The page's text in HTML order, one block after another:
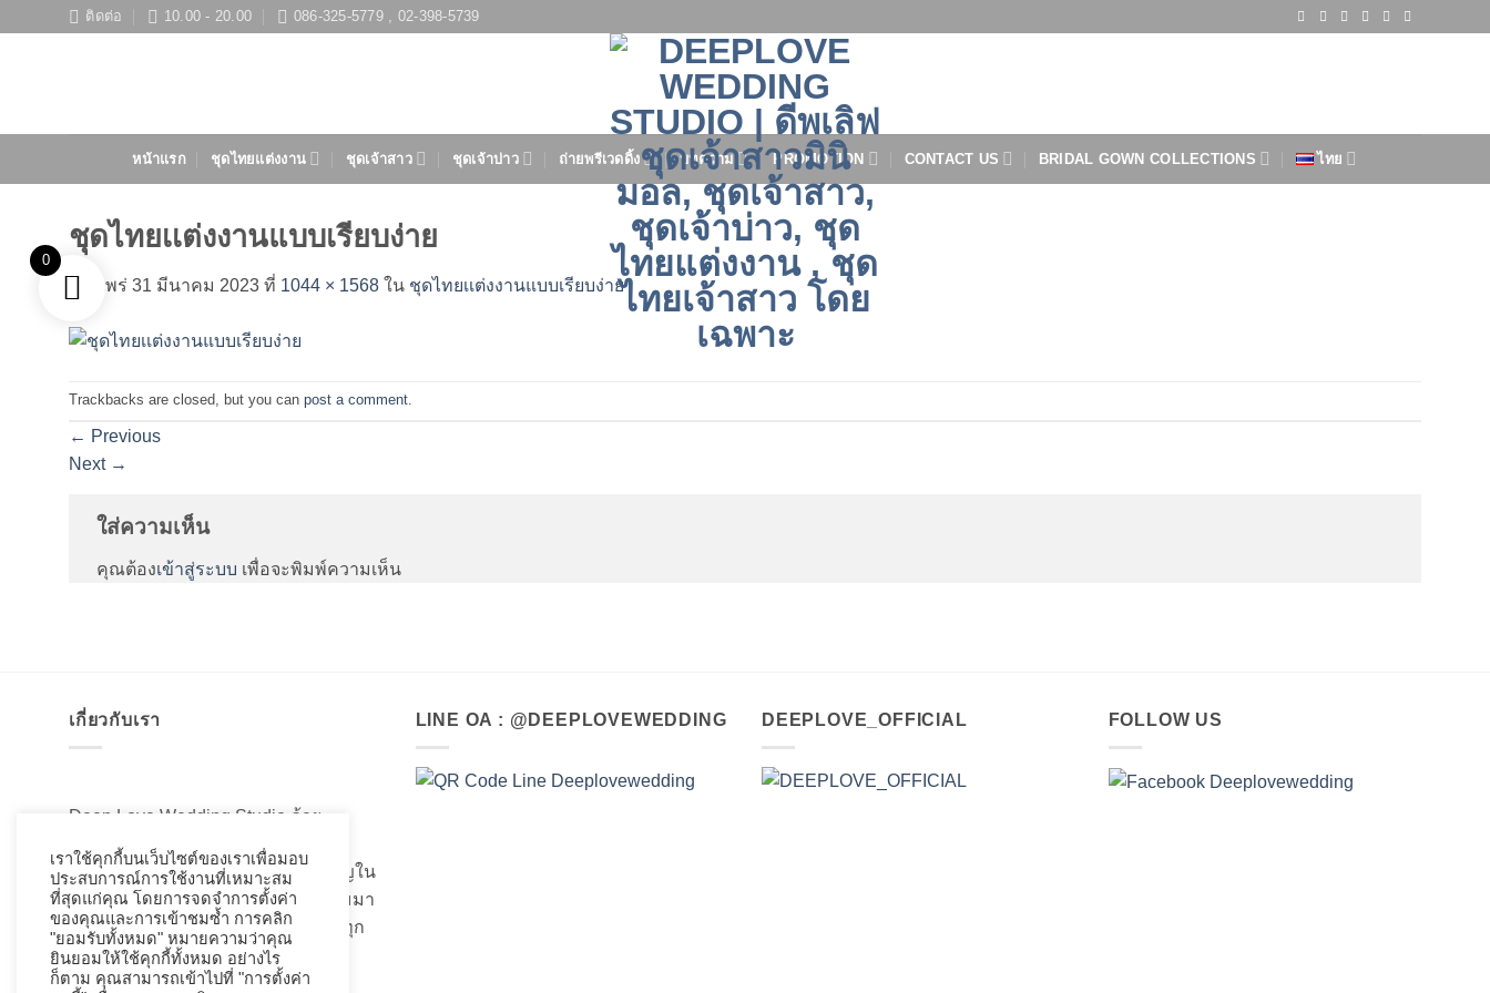
ติดต่อ 10.00 - 20.00 086-325-5779 , 02-398-5739
หน้าแรก ชุดไทยแต่งงาน ชุดเจ้าสาว ชุดเจ้าบ่าว ถ่ายพรีเวดดิ้ง บทความ PROMOTION CONTACT US BRIDAL GOWN COLLECTIONS ไทย
ชุดไทยเเต่งงานแบบเรียบง่าย
เผยแพร่ 31 มีนาคม 2023 ที่ 1044 × 1568 ใน ชุดไทยเเต่งงานแบบเรียบง่าย
Trackbacks are closed, but you can post a comment.
← Previous
Next →
ใส่ความเห็น
คุณต้องเข้าสู่ระบบ เพื่อจะพิมพ์ความเห็น
เกี่ยวกับเรา
Deep Love Wedding Studio ด้วย
ประสบการณ์มากกว่า 20 ปี ในการ
สร้างสรรค์ออกแบบและความชำนาญใน
เรื่องของชุดแต่งงานเจ้าสาวอันงดงามมา
เป็นอย่างดี ที่เราได้เนรมิตชุดเจ้าสาวทุก
ท่านให้สวยงามมานับไม่ถ้วน
LINE OA : @DEEPLOVEWEDDING DEEPLOVE_OFFICIAL FOLLOW US
เราใช้คุกกี้บนเว็บไซต์ของเราเพื่อมอบ
ประสบการณ์การใช้งานที่เหมาะสม
ที่สุดแก่คุณ โดยการจดจำการตั้งค่า
ของคุณและการเข้าชมซ้ำ การคลิก
"ยอมรับทั้งหมด" หมายความว่าคุณ
ยินยอมให้ใช้คุกกี้ทั้งหมด อย่างไร
ก็ตาม คุณสามารถเข้าไปที่ "การตั้งค่า
0